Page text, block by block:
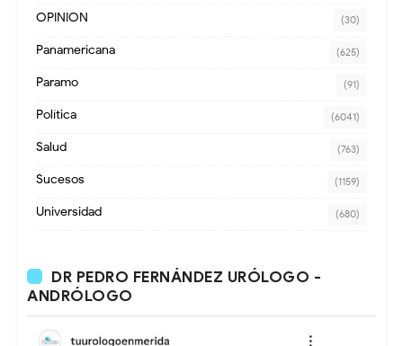
OPINION (30)
Panamericana (625)
Paramo (91)
Política (6041)
Salud (763)
Sucesos (1159)
Universidad (680)
DR PEDRO FERNÁNDEZ URÓLOGO -
ANDRÓLOGO